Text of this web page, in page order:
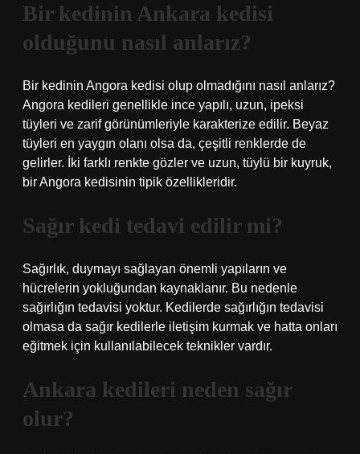
Bir kedinin Ankara kedisi
olduğunu nasıl anlarız?
Bir kedinin Angora kedisi olup olmadığını nasıl anlarız?
Angora kedileri genellikle ince yapılı, uzun, ipeksi
tüyleri ve zarif görünümleriyle karakterize edilir. Beyaz
tüyleri en yaygın olanı olsa da, çeşitli renklerde de
gelirler. İki farklı renkte gözler ve uzun, tüylü bir kuyruk,
bir Angora kedisinin tipik özellikleridir.
Sağır kedi tedavi edilir mi?
Sağırlık, duymayı sağlayan önemli yapıların ve
hücrelerin yokluğundan kaynaklanır. Bu nedenle
sağırlığın tedavisi yoktur. Kedilerde sağırlığın tedavisi
olmasa da sağır kedilerle iletişim kurmak ve hatta onları
eğitmek için kullanılabilecek teknikler vardır.
Ankara kedileri neden sağır
olur?